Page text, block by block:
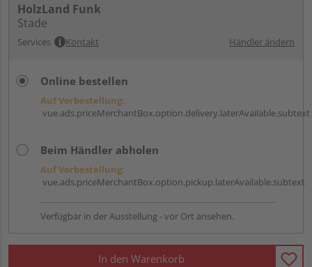
HolzLand Funk
Stade
Services Kontakt Händler ändern
Online bestellen
Auf Vorbestellung:
vue.ads.priceMerchantBox.option.delivery.laterAvailable.subtext
Beim Händler abholen
Auf Vorbestellung:
vue.ads.priceMerchantBox.option.pickup.laterAvailable.subtext
Verfügbar in der Ausstellung - vor Ort ansehen.
In den Warenkorb